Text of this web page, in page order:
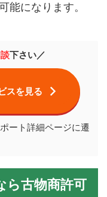
能になります。
下さい／
スを見る
ート詳細ページに遷
ら古物商許可